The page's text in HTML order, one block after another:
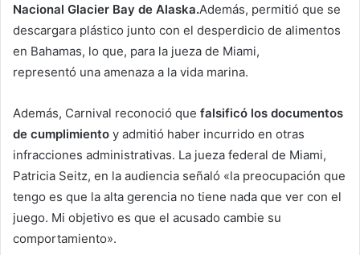
Nacional Glacier Bay de Alaska.Además, permitió que se
descargara plástico junto con el desperdicio de alimentos
en Bahamas, lo que, para la jueza de Miami,
representó una amenaza a la vida marina.
Además, Carnival reconoció que falsificó los documentos
de cumplimiento y admitió haber incurrido en otras
infracciones administrativas. La jueza federal de Miami,
Patricia Seitz, en la audiencia señaló «la preocupación que
tengo es que la alta gerencia no tiene nada que ver con el
juego. Mi objetivo es que el acusado cambie su
comportamiento».